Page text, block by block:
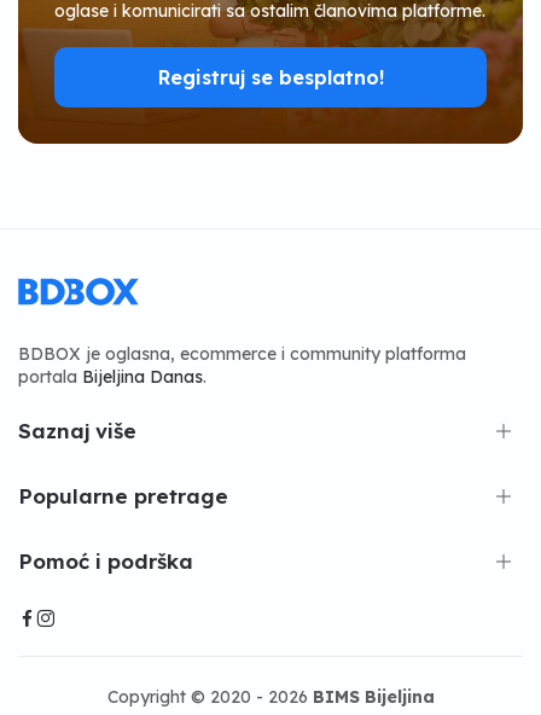
oglase i komunicirati sa ostalim članovima platforme.
Registruj se besplatno!
BDBOX je oglasna, ecommerce i community platforma
portala Bijeljina Danas.
Saznaj više
Popularne pretrage
Pomoć i podrška
Copyright © 2020 - 2026 BIMS Bijeljina